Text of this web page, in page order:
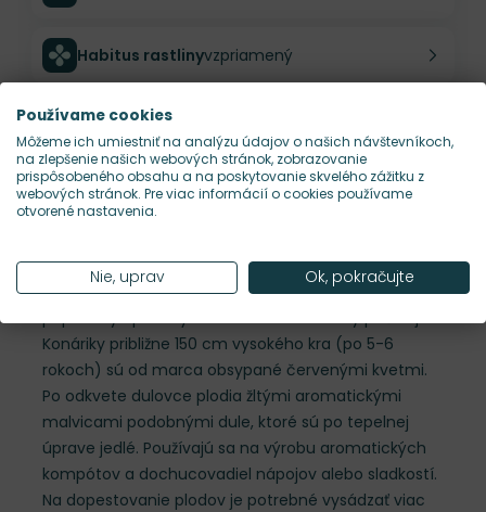
Habitus rastlinyvzpriamený
Hustota výsadby
Nároky na slnkoS, P
Chaenomeles x superba 'Elly Mossel', dulovec,
populárny opadavý kvitnúci ker atraktívny počas jari.
Konáriky približne 150 cm vysokého kra (po 5-6
rokoch) sú od marca obsypané červenými kvetmi.
Po odkvete dulovce plodia žltými aromatickými
malvicami podobnými dule, ktoré sú po tepelnej
úprave jedlé. Používajú sa na výrobu aromatických
kompótov a dochucovadiel nápojov alebo sladkostí.
Na dopestovanie plodov je potrebné vysádzať viac
Používame cookies
Môžeme ich umiestniť na analýzu údajov o našich návštevníkoch,
na zlepšenie našich webových stránok, zobrazovanie
prispôsobeného obsahu a na poskytovanie skvelého zážitku z
webových stránok. Pre viac informácií o cookies používame
otvorené nastavenia.
Nie, uprav Ok, pokračujte